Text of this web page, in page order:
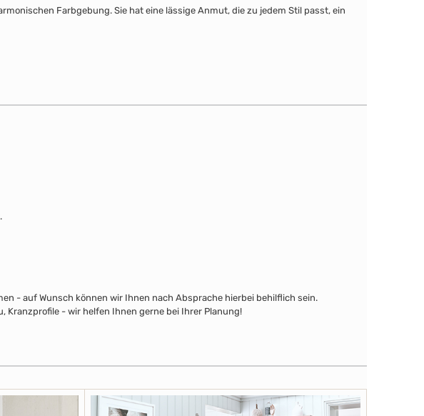
Farbgebung. Sie hat eine lässige Anmut, die zu jedem Stil passt, ein
- auf Wunsch können wir Ihnen nach Absprache hierbei behilflich sein.
- wir helfen Ihnen gerne bei Ihrer Planung!